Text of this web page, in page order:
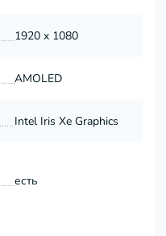
1920 x 1080
AMOLED
Intel Iris Xe Graphics
есть